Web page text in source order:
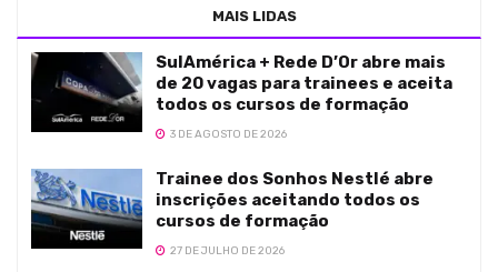
MAIS LIDAS
SulAmérica + Rede D’Or abre mais
de 20 vagas para trainees e aceita
todos os cursos de formação
3 DE AGOSTO DE 2026
Trainee dos Sonhos Nestlé abre
inscrições aceitando todos os
cursos de formação
27 DE JULHO DE 2026